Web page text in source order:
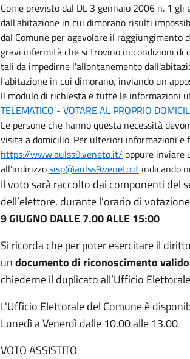
Come previsto dal DL 3 gennaio 2006 n. 1
dall'abitazione in cui dimorano risulti
dal Comune per agevolare il raggiungimento
gravi infermità che si trovino in condizioni di
tali da impedirne l'allontanemento
l'abitazione in cui dimorano, inviando un
Il modulo di richiesta e tutte le informazioni
TELEMATICO - VOTARE AL PROPRIO
Le persone che hanno questa necessità
visita a domicilio. Per ulteriori informazioni
https://www.aulss9.veneto.it/ oppure inviare
all'indirizzosisp@aulss9.veneto.itindicando
Il voto sarà raccolto dai componenti del
dell’elettore, durante l’orario di
9GIUGNO DALLE 7.00 ALLE 15:00
Si ricorda che per poter esercitare il
undocumento di riconoscimento valido
chiederne il duplicato all’Ufficio
L'Ufficio Elettorale del Comune è
Lunedì a Venerdì dalle 10.00 alle 13.00
VOTO ASSISTITO